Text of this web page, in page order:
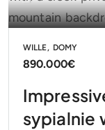
WILLE, DOMY
890.000€
sypialnie